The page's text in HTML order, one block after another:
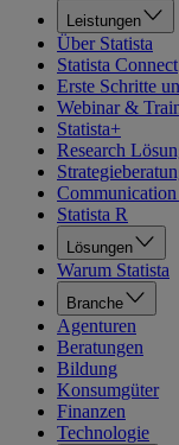
Leistungen
Über Statista
Statista Connect
Erste Schritte
Webinar &
Statista+
Research
Statista R
Lösungen
Warum Statista
Branche
Agenturen
Beratungen
Bildung
Konsumgüter
Finanzen
Technologie